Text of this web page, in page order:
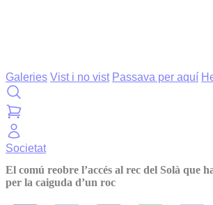
Galeries Vist i no vist Passava per aquí
Societat
El comú reobre l’accés al rec del Solà que
per la caiguda d’un roc